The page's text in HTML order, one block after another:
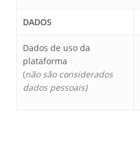
DADOS
Dados de uso da
plataforma
(não são considerados
dados pessoais)